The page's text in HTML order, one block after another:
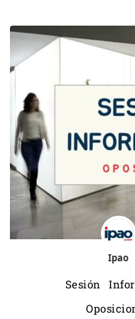
Ipao
Sesión